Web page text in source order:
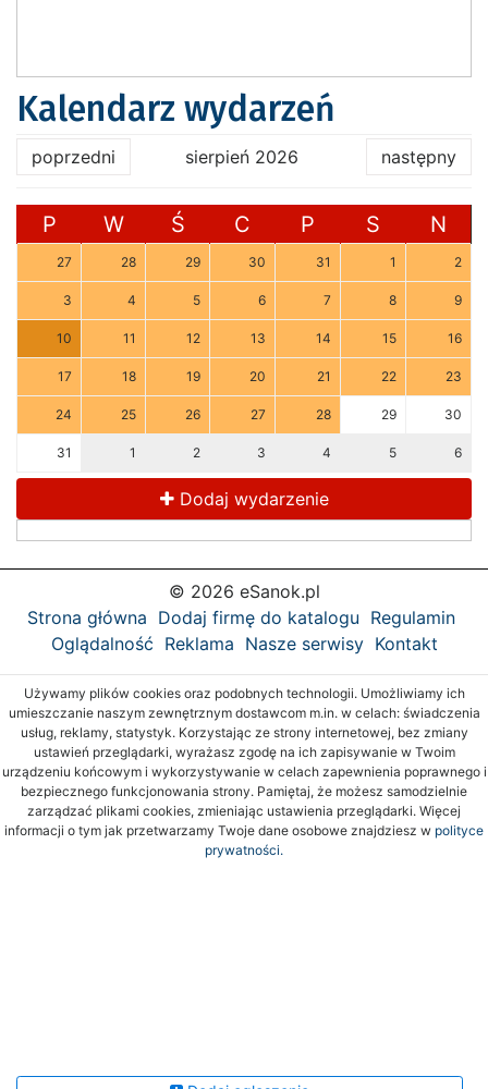
Kalendarz wydarzeń
poprzedni sierpień 2026 następny
P W Ś C P S N
27 28 29 30 31 1 2
3 4 5 6 7 8 9
10 11 12 13 14 15 16
17 18 19 20 21 22 23
24 25 26 27 28 29 30
31 1 2 3 4 5 6
Dodaj wydarzenie
© 2026 eSanok.pl
Strona główna Dodaj firmę do katalogu Regulamin
Oglądalność Reklama Nasze serwisy Kontakt
Używamy plików cookies oraz podobnych technologii. Umożliwiamy ich
umieszczanie naszym zewnętrznym dostawcom m.in. w celach: świadczenia
usług, reklamy, statystyk. Korzystając ze strony internetowej, bez zmiany
ustawień przeglądarki, wyrażasz zgodę na ich zapisywanie w Twoim
urządzeniu końcowym i wykorzystywanie w celach zapewnienia poprawnego i
bezpiecznego funkcjonowania strony. Pamiętaj, że możesz samodzielnie
zarządzać plikami cookies, zmieniając ustawienia przeglądarki. Więcej
informacji o tym jak przetwarzamy Twoje dane osobowe znajdziesz w polityce
prywatności.